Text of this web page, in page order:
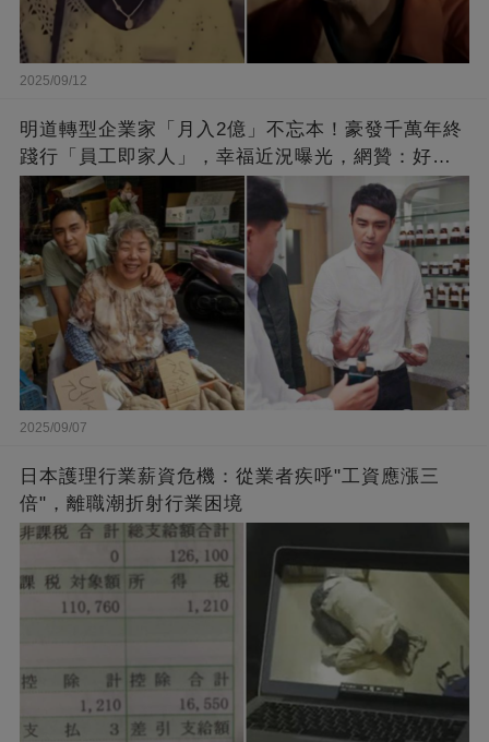
2025/09/12
明道轉型企業家「月入2億」不忘本！豪發千萬年終
踐行「員工即家人」，幸福近況曝光，網贊：好老
闆的福報
2025/09/07
日本護理行業薪資危機：從業者疾呼"工資應漲三
倍"，離職潮折射行業困境